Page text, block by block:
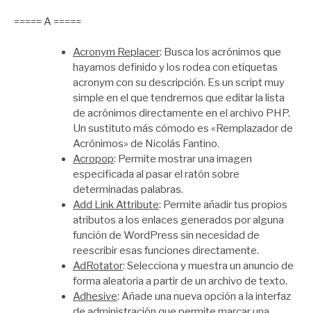
===== A =====
Acronym Replacer: Busca los acrónimos que
hayamos definido y los rodea con etiquetas
acronym con su descripción. Es un script muy
simple en el que tendremos que editar la lista
de acrónimos directamente en el archivo PHP.
Un sustituto más cómodo es «Remplazador de
Acrónimos» de Nicolás Fantino.
Acropop: Permite mostrar una imagen
especificada al pasar el ratón sobre
determinadas palabras.
Add Link Attribute: Permite añadir tus propios
atributos a los enlaces generados por alguna
función de WordPress sin necesidad de
reescribir esas funciones directamente.
AdRotator: Selecciona y muestra un anuncio de
forma aleatoria a partir de un archivo de texto.
Adhesive: Añade una nueva opción a la interfaz